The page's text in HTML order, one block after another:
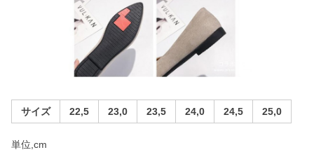
サイズ 22,5 23,0 23,5 24,0 24,5 25,0
単位,cm